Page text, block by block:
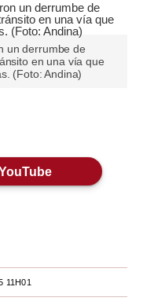
un derrumbe de
en una vía que
(Foto: Andina)
11H01